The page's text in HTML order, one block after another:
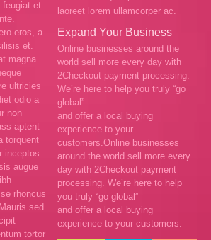
feugiat et
eros, a
et.
magna
ultricies
odio a
non
aptent
torquent
inceptos
augue
rhoncus
sed
tortor
laoreet lorem ullamcorper ac.
Expand Your Business
Online businesses around the
world sell more every day with
2Checkout payment processing.
We’re here to help you truly “go
global”
and offer a local buying
experience to your
customers.Online businesses
around the world sell more every
day with 2Checkout payment
processing. We’re here to help
you truly “go global”
and offer a local buying
experience to your customers.